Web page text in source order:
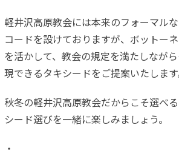
軽井沢高原教会には本来のフォーマル
コードを設けておりますが、ボットー
を活かして、教会の規定を満たしなが
現できるタキシードをご提案いたします
秋冬の軽井沢高原教会だからこそ選べ
シード選びを一緒に楽しみましょう。
・